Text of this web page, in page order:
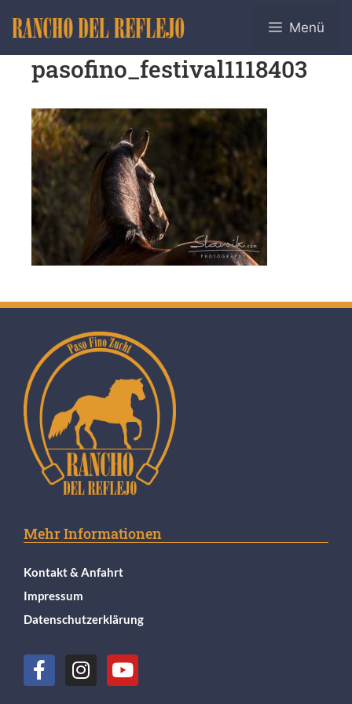
Menü
pasofino_festival1118403
Mehr Informationen
Kontakt & Anfahrt
Impressum
Datenschutzerklärung